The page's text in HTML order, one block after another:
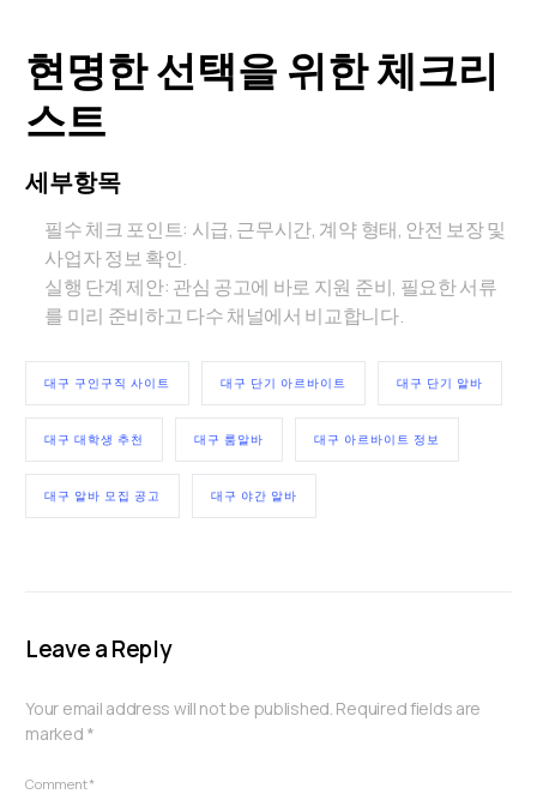
현명한 선택을 위한 체크리
스트
세부항목
필수 체크 포인트: 시급, 근무시간, 계약 형태, 안전 보장 및
사업자 정보 확인.
실행 단계 제안: 관심 공고에 바로 지원 준비, 필요한 서류
를 미리 준비하고 다수 채널에서 비교합니다.
대구 구인구직 사이트 대구 단기 아르바이트 대구 단기 알바
대구 대학생 추천 대구 룸알바 대구 아르바이트 정보
대구 알바 모집 공고 대구 야간 알바
Leave a Reply
Your email address will not be published. Required fields are
marked *
Comment*